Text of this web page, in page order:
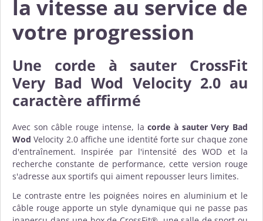
la vitesse au service de
votre progression
Une corde à sauter CrossFit
Very Bad Wod Velocity 2.0au
caractère affirmé
Avec son câble rouge intense, lacorde à sauter Very Bad
Wod Velocity 2.0 affiche une identité forte sur chaque zone
d'entraînement. Inspirée par l'intensité des WOD et la
recherche constante de performance, cette version rouge
s'adresse aux sportifs qui aiment repousser leurs limites.
Le contraste entre les poignées noires en aluminium et le
câble rouge apporte un style dynamique qui ne passe pas